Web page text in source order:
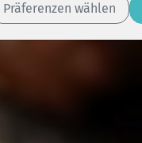
Präferenzen wählen